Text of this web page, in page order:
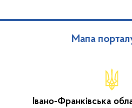
Мапа
Івано-Франківська